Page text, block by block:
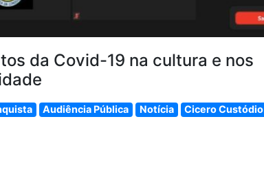
da Covid-19 na cultura e nos
Audiência Pública Notícia
Cicero Custódio